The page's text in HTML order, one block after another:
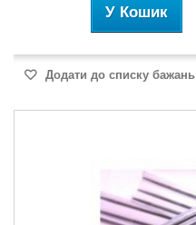
У Кошик
Додати до списку бажань